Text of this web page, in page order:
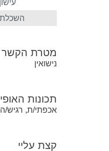
מטרת הקשר
נישואין
תכונות
אכפתי/ת, רגיש/
קצת עליי